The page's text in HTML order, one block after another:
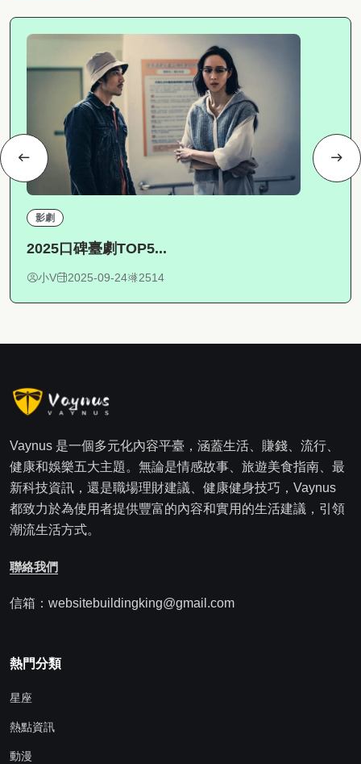
影劇
2025口碑臺劇TOP5...
小V 2025-09-24 2514
Vaynus 是一個多元化內容平臺，涵蓋生活、賺錢、流行、
健康和娛樂五大主題。無論是情感故事、旅遊美食指南、最
新科技資訊，還是職場理財建議、健康健身技巧，Vaynus
都致力於為使用者提供豐富的內容和實用的生活建議，引領
潮流生活方式。
聯絡我們
信箱：websitebuildingking@gmail.com
熱門分類
星座
熱點資訊
動漫